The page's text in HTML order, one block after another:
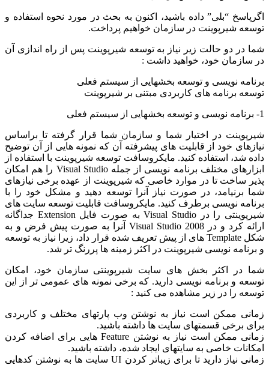
اگرپاسخ “بلی” داده باشید، اکنون به بحث در مورد نحوه استفاده و
توسعه شیرپوینت در سازمان خواهیم پرداخت.
شما در دو حالت زیر نیاز به توسعه شیرپوینت پس از راه اندازی آن
در سازمان خود، خواهید داشت :
برنامه نویسی و توسعه بخشهایی از سیستم فعلی
توسعه برنامه های کاربردی مبتنی بر شیرپوینت
1- برنامه نویسی و توسعه بخشهایی از سیستم فعلی
شیرپوینت در اختیار شما و سازمان شما قرار گرفته تا براساس
نیازهای خود از قابلیت های پیشرفته آن که نمونه هایی از آن توضیح
داده شد، استفاده کنید. مایکروسافت توسعه شیرپوینت با استفاده از
ابزارهای مختلف برنامه نویسی از جمله Visual Studio را هم امکان
پذیر ساخت تا در موارد خاصی که شیرپوینت از عهده برخی نیازهای
شما برنیامد، در صورت نیاز آنرا توسعه دهید و مشکل خود را با
برنامه نویسی برطرف کنید. مایکروسافت قابلیت توسعه سایت های
شیرپوینتی را در Visual Studio به صورت فایل Extension جداگانه
ارائه کرد و در Visual Studio 2008 آنرا به صورت پیش فرض و به
شکل Template های از پیش تعریف شده قرار داد، زیرا نیاز به توسعه
و برنامه نویسی شیرپوینت در اکثر زمینه ها پررنگ تر شد.
شما در اکثر بخش های سایت شیرپوینتی سازمان خود، امکان
توسعه و برنامه نویسی دارید. که برخی نمونه های عمومی تر از این
توسعه را در زیر مشاهده می کنید :
زمانی ممکن است نیاز به نوشتن وب پارتهای مختلف و کاربردی
برای برخی قسمتهای سایت ها داشته باشید.
زمانی ممکن است نیاز به نوشتن Feature هایی برای اضافه کردن
امکانات خاصی به سایتهای ایجاد شده، داشته باشید.
زمانی نیاز دارید تا برای زیباتر کردن UI سایت ها به نوشتن کدهایی